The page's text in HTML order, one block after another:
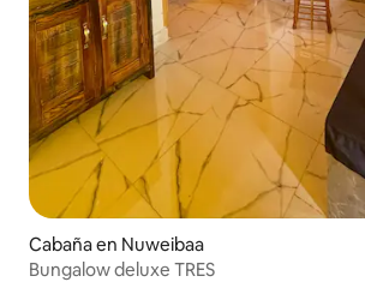
Cabaña en Nuweibaa
Bungalow deluxe TRES